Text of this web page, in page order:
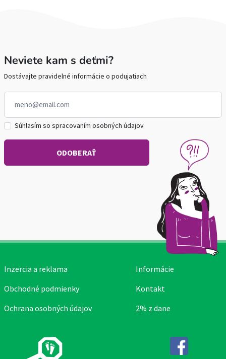
Neviete kam s deťmi?
Dostávajte pravidelné informácie o podujatiach
Súhlasím so spracovaním osobných údajov
Inzercia a reklama
Obchodné podmienky
Ochrana osobných údajov
Informácie
Kontakt
2% z dane